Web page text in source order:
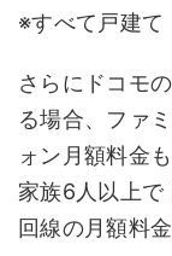
※すべて戸建て
さらにドコモ
る場合、ファ
ォン月額料金
家族6人以上で
回線の月額料